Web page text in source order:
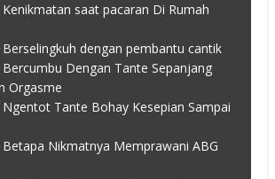
saat pacaran Di Rumah
dengan pembantu cantik
Dengan Tante Sepanjang
Orgasme
Tante Bohay Kesepian Sampai
Nikmatnya Memprawani ABG